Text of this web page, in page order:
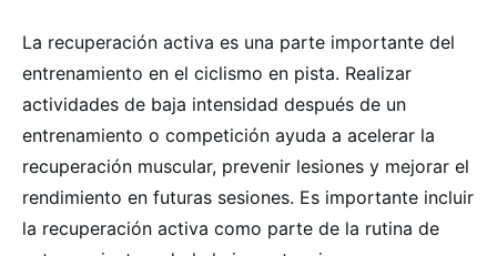
La recuperación activa es una parte importante del
entrenamiento en el ciclismo en pista. Realizar
actividades de baja intensidad después de un
entrenamiento o competición ayuda a acelerar la
recuperación muscular, prevenir lesiones y mejorar el
rendimiento en futuras sesiones. Es importante incluir
la recuperación activa como parte de la rutina de